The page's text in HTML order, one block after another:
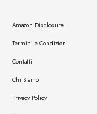
Amazon Disclosure
Termini e Condizioni
Contatti
Chi Siamo
Privacy Policy